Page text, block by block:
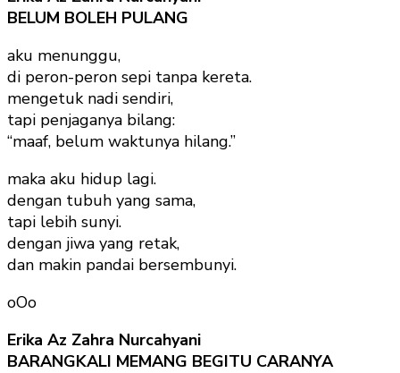
BELUM BOLEH PULANG
aku menunggu,
di peron-peron sepi tanpa kereta.
mengetuk nadi sendiri,
tapi penjaganya bilang:
“maaf, belum waktunya hilang.”
maka aku hidup lagi.
dengan tubuh yang sama,
tapi lebih sunyi.
dengan jiwa yang retak,
dan makin pandai bersembunyi.
oOo
Erika Az Zahra Nurcahyani
BARANGKALI MEMANG BEGITU CARANYA